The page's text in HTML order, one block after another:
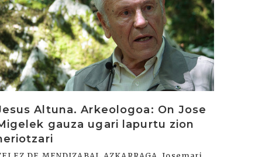
Altuna. Arkeologoa: On Jose
gauza ugari lapurtu zion